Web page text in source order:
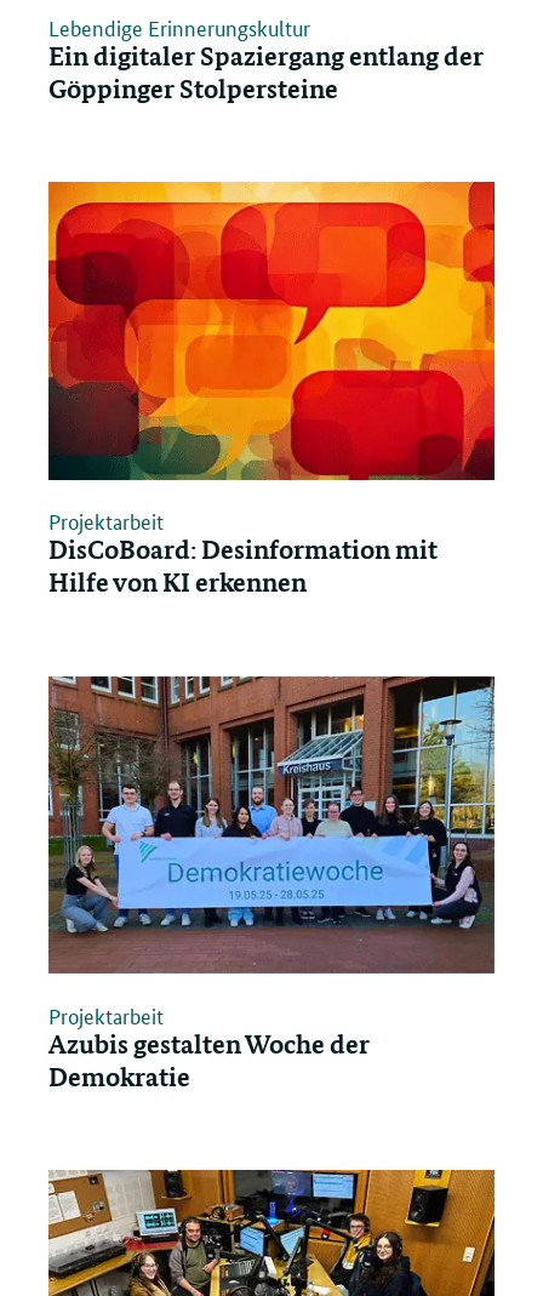
Lebendige Erinnerungskultur
Ein digitaler Spaziergang entlang der
Göppinger Stolpersteine
Projektarbeit
DisCoBoard: Desinformation mit
Hilfe von KI erkennen
Projektarbeit
Azubis gestalten Woche der
Demokratie